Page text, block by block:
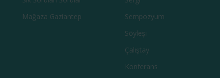
Mağaza Gaziantep
Sempozyum
Söyleşi
Çalıştay
Konferans